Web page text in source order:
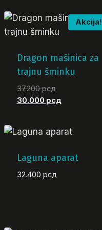
Akcija!
Dragon mašinica za
trajnu šminku
37.200рсдOriginalna
cena
37.200 рсд.
30.000 рсдTrenutna
30.000 рсд.
Laguna aparat
32.400 рсд